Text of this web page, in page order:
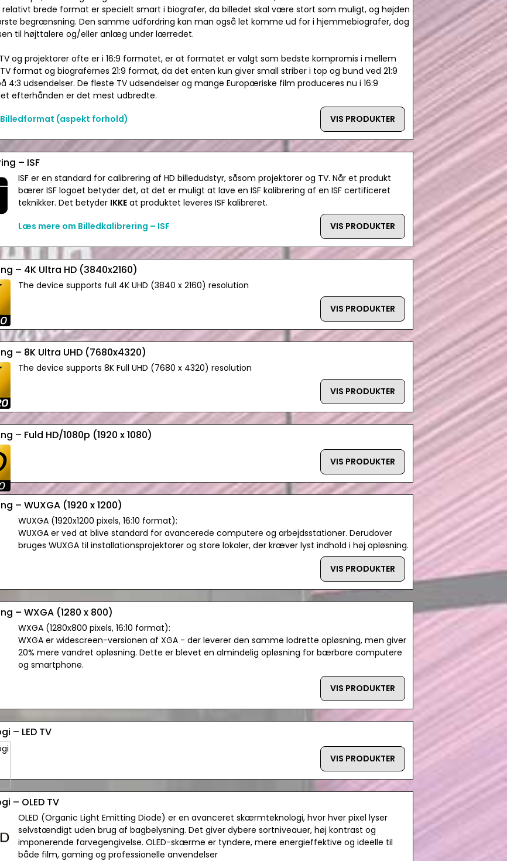
relativt brede format er specielt smart i biografer, da billedet skal være stort som muligt, og højden
begrænsning. Den samme udfordring kan man også let komme ud for i hjemmebiografer, dog
til højttalere og/eller anlæg under lærredet.
og projektorer ofte er i 16:9 formatet, er at formatet er valgt som bedste kompromis i mellem
format og biografernes 21:9 format, da det enten kun giver small striber i top og bund ved 21:9
4:3 udsendelser. De fleste TV udsendelser og mange Europæriske film produceres nu i 16:9
efterhånden er det mest udbredte.
(aspekt forhold)
VIS PRODUKTER
– ISF
ISF er en standard for calibrering af HD billedudstyr, såsom projektorer og TV. Når et produkt
bærer ISF logoet betyder det, at det er muligt at lave en ISF kalibrering af en ISF certificeret
teknikker. Det betyder IKKE at produktet leveres ISF kalibreret.
Læs mere om Billedkalibrering – ISF
VIS PRODUKTER
– 4K Ultra HD (3840x2160)
The device supports full 4K UHD (3840 x 2160) resolution
VIS PRODUKTER
– 8K Ultra UHD (7680x4320)
The device supports 8K Full UHD (7680 x 4320) resolution
VIS PRODUKTER
– Fuld HD/1080p (1920 x 1080)
VIS PRODUKTER
– WUXGA (1920 x 1200)
WUXGA (1920x1200 pixels, 16:10 format):
WUXGA er ved at blive standard for avancerede computere og arbejdsstationer. Derudover
bruges WUXGA til installationsprojektorer og store lokaler, der kræver lyst indhold i høj opløsning.
VIS PRODUKTER
– WXGA (1280 x 800)
WXGA (1280x800 pixels, 16:10 format):
WXGA er widescreen-versionen af XGA - der leverer den samme lodrette opløsning, men giver
20% mere vandret opløsning. Dette er blevet en almindelig opløsning for bærbare computere
og smartphone.
VIS PRODUKTER
– LED TV
VIS PRODUKTER
– OLED TV
OLED (Organic Light Emitting Diode) er en avanceret skærmteknologi, hvor hver pixel lyser
selvstændigt uden brug af bagbelysning. Det giver dybere sortniveauer, høj kontrast og
imponerende farvegengivelse. OLED-skærme er tyndere, mere energieffektive og ideelle til
både film, gaming og professionelle anvendelser